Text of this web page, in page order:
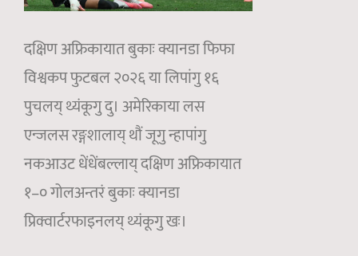
दक्षिण अफ्रिकायात बुकाः क्यानडा फिफा
विश्वकप फुटबल २०२६ या लिपांगु १६
पुचलय् थ्यंकूगु दु। अमेरिकाया लस
एन्जलस रङ्गशालाय् थौं जूगु न्हापांगु
नकआउट धेंधेंबल्लाय् दक्षिण अफ्रिकायात
१–० गोलअन्तरं बुकाः क्यानडा
प्रिक्वार्टरफाइनलय् थ्यंकूगु खः।